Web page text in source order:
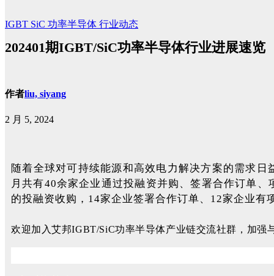
IGBT SiC 功率半导体 行业动态
202401期IGBT/SiC功率半导体行业进展速览
作者liu, siyang
2 月 5, 2024
随着全球对可持续能源和高效电力解决方案的需求
月共有40余家企业通过投融资并购、签署合作订单
的投融资收购，14家企业签署合作订单、12家企业
欢迎加入艾邦IGBT/SiC功率半导体产业链交流社群， 加强